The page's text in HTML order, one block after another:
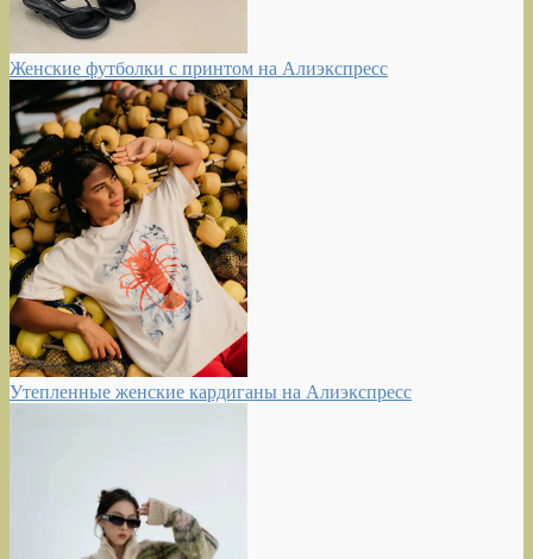
Женские футболки с принтом на Алиэкспресс
Утепленные женские кардиганы на Алиэкспресс